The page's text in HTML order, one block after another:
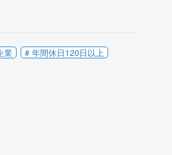
業 # 年間休日120日以上